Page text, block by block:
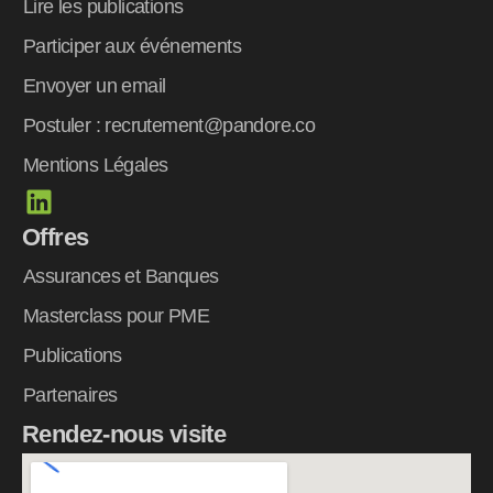
Lire les publications
Participer aux événements
Envoyer un email
Postuler : recrutement@pandore.co
Mentions Légales
L
i
n
k
e
i
n
Offres
Assurances et Banques
Masterclass pour PME
Publications
Partenaires
Rendez-nous visite